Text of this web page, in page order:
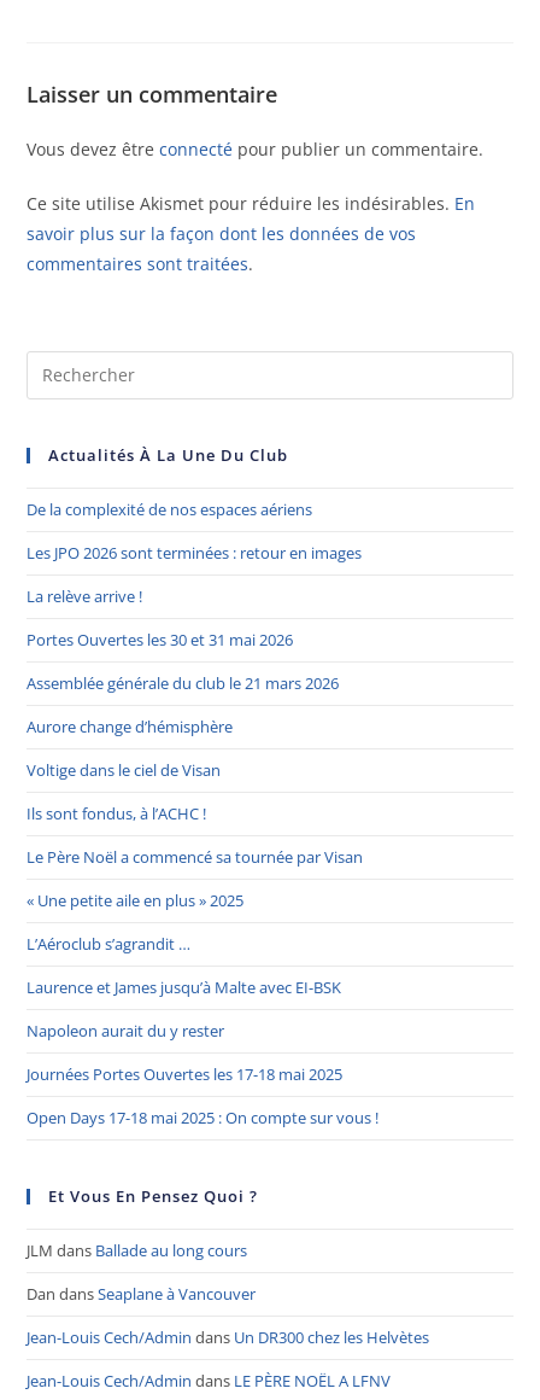
Laisser un commentaire
Vous devez êtreconnecté pour publier un commentaire.
Ce site utilise Akismet pour réduire les indésirables. En
savoir plus sur la façon dont les données de vos
commentaires sont traitées.
Actualités À La Une Du Club
De la complexité de nos espaces aériens
Les JPO 2026 sont terminées : retour en images
La relève arrive !
Portes Ouvertes les 30 et 31 mai 2026
Assemblée générale du club le 21 mars 2026
Aurore change d’hémisphère
Voltige dans le ciel de Visan
Ils sont fondus, à l’ACHC !
Le Père Noël a commencé sa tournée par Visan
« Une petite aile en plus » 2025
L’Aéroclub s’agrandit …
Laurence et James jusqu’à Malte avec EI-BSK
Napoleon aurait du y rester
Journées Portes Ouvertes les 17-18 mai 2025
Open Days 17-18 mai 2025 : On compte sur vous !
Et Vous En Pensez Quoi ?
JLM dans Ballade au long cours
Dan dansSeaplane à Vancouver
Jean-Louis Cech/Admin dans Un DR300 chez les Helvètes
Jean-Louis Cech/Admin dans LE PÈRE NOËL A LFNV